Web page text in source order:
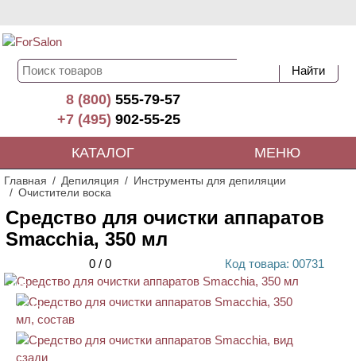
8 (800)555-79-57
+7 (495)902-55-25
КАТАЛОГ МЕНЮ
Главная Депиляция
Инструменты для депиляции
Очистители воска
Средство для очистки аппаратов
Smacchia, 350 мл
0 / 0 Код товара: 00731
ХИТ
АКЦИЯ